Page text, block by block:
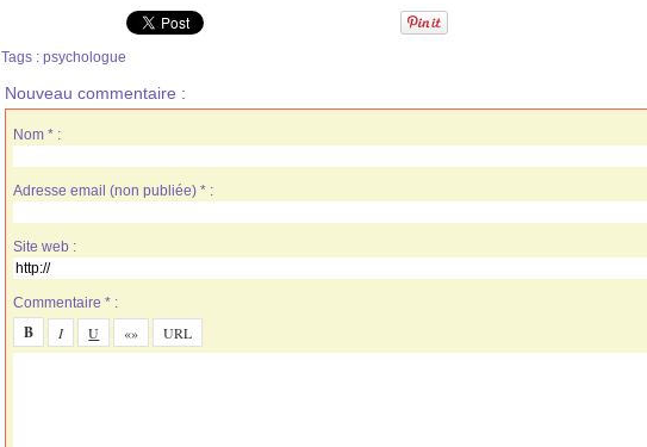
Tags : psychologue
Nouveau commentaire :
Nom * :
Adresse email (non publiée) * :
Site web :
Commentaire * :